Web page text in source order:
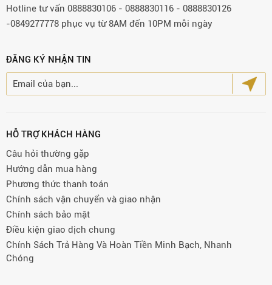
Hotline tư vấn 0888830106 - 0888830116 - 0888830126
-0849277778 phục vụ từ 8AM đến 10PM mỗi ngày
ĐĂNG KÝ NHẬN TIN
HỖ TRỢ KHÁCH HÀNG
Câu hỏi thường gặp
Hướng dẫn mua hàng
Phương thức thanh toán
Chính sách vận chuyển và giao nhận
Chính sách bảo mật
Điều kiện giao dịch chung
Chính Sách Trả Hàng Và Hoàn Tiền Minh Bạch, Nhanh
Chóng